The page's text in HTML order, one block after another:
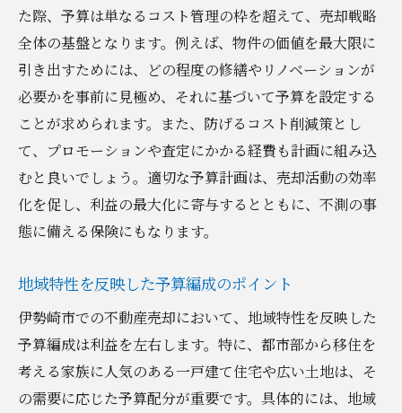
地元の不動産業者との協力による予算管理
地域特有の需要に応じた柔軟な予算設定
地域の住宅トレンドを活用した費用削減術
市場動向を把握して群馬県伊勢崎市での不動産
売却を成功させる方法
最新の市場動向を把握するための情報収集
法
市場分析に基づく戦略的販売プランの策定
市場変化に対応した柔軟な売却戦略の見直
し
地域の専門家による市場予測活用法
市場トレンドを捉えた広告とプロモーショ
ン
た際、予算は単なるコスト管理の枠を超えて、売却戦略
全体の基盤となります。例えば、物件の価値を最大限に
引き出すためには、どの程度の修繕やリノベーションが
必要かを事前に見極め、それに基づいて予算を設定する
ことが求められます。また、防げるコスト削減策とし
て、プロモーションや査定にかかる経費も計画に組み込
むと良いでしょう。適切な予算計画は、売却活動の効率
化を促し、利益の最大化に寄与するとともに、不測の事
態に備える保険にもなります。
地域特性を反映した予算編成のポイント
伊勢崎市での不動産売却において、地域特性を反映した
予算編成は利益を左右します。特に、都市部から移住を
考える家族に人気のある一戸建て住宅や広い土地は、そ
の需要に応じた予算配分が重要です。具体的には、地域